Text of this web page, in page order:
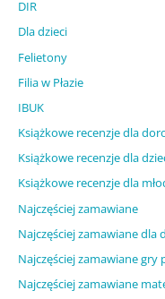
DIR
Dla dzieci
Felietony
Filia w Płazie
IBUK
Książkowe recenzje dla
Książkowe recenzje dla
Książkowe recenzje dla
Najczęściej zamawiane
Najczęściej zamawiane dla
Najczęściej zamawiane gry
Najczęściej zamawiane